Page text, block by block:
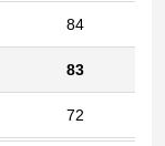
84
83
72